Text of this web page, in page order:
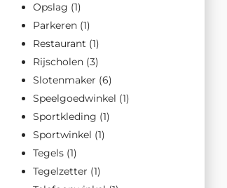
Opslag (1)
Parkeren (1)
Restaurant (1)
Rijscholen (3)
Slotenmaker (6)
Speelgoedwinkel (1)
Sportkleding (1)
Sportwinkel (1)
Tegels (1)
Tegelzetter (1)